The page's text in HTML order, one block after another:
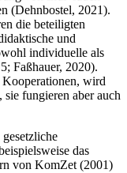
(Dehnbostel, 2021).
die beteiligten
und
individuelle als
Faßhauer, 2020).
Kooperationen, wird
fungieren aber auch
das
von KomZet (2001)